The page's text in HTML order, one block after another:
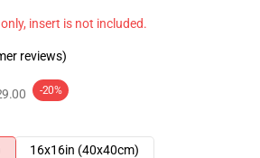
insert is not included.
reviews)
-20%
16x16in (40x40cm)